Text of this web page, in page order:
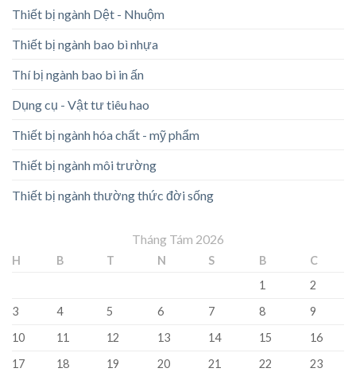
Thiết bị ngành Dệt - Nhuộm
Thiết bị ngành bao bì nhựa
Thí bị ngành bao bì in ấn
Dụng cụ - Vật tư tiêu hao
Thiết bị ngành hóa chất - mỹ phẩm
Thiết bị ngành môi trường
Thiết bị ngành thường thức đời sống
Tháng Tám 2026
H B T N S B
C
1
2
3
4 5 6 7 8
9
10
11 12 13 14 15
16
17
18 19 20 21 22
23